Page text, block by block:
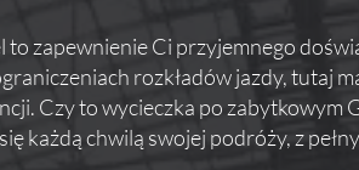
to zapewnienie Ci przyjemnego
rozkładów jazdy, tutaj
Czy to wycieczka po zabytkowym
każdą chwilą swojej podróży, z